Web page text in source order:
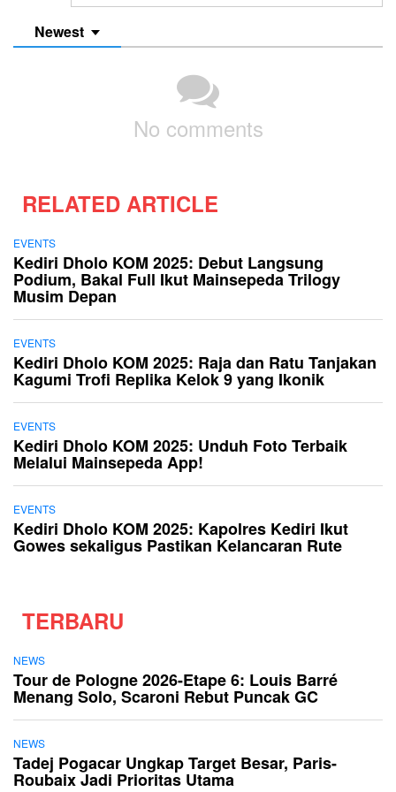
Newest
No comments
RELATED ARTICLE
EVENTS
Kediri Dholo KOM 2025: Debut Langsung
Podium, Bakal Full Ikut Mainsepeda Trilogy
Musim Depan
EVENTS
Kediri Dholo KOM 2025: Raja dan Ratu Tanjakan
Kagumi Trofi Replika Kelok 9 yang Ikonik
EVENTS
Kediri Dholo KOM 2025: Unduh Foto Terbaik
Melalui Mainsepeda App!
EVENTS
Kediri Dholo KOM 2025: Kapolres Kediri Ikut
Gowes sekaligus Pastikan Kelancaran Rute
TERBARU
NEWS
Tour de Pologne 2026-Etape 6: Louis Barré
Menang Solo, Scaroni Rebut Puncak GC
NEWS
Tadej Pogacar Ungkap Target Besar, Paris-
Roubaix Jadi Prioritas Utama